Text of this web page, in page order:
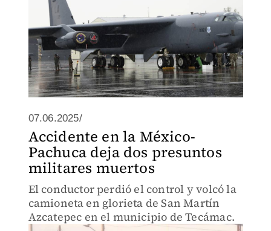
07.06.2025/
Accidente en la México-
Pachuca deja dos presuntos
militares muertos
El conductor perdió el control y volcó la
camioneta en glorieta de San Martín
Azcatepec en el municipio de Tecámac.